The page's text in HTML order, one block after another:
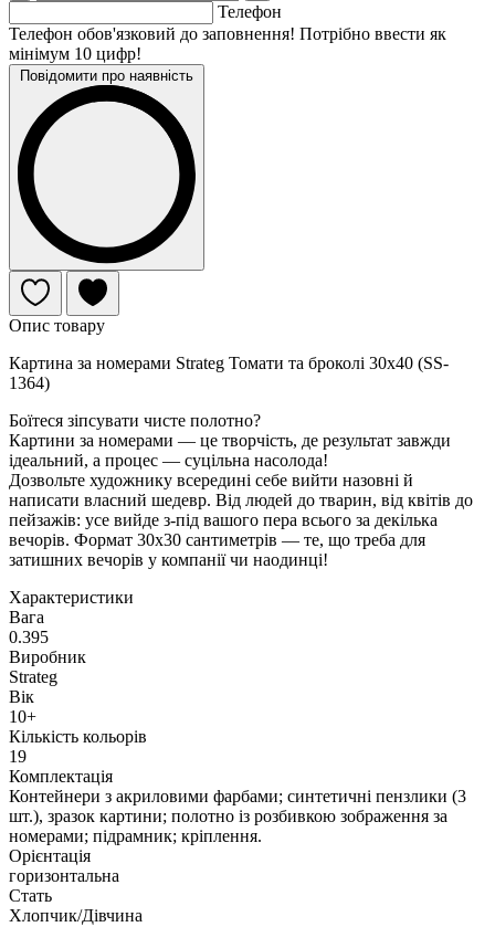
Телефон
Телефон обов'язковий до заповнення! Потрібно ввести як
мінімум 10 цифр!
Повідомити про наявність
Опис товару
Картина за номерами Strateg Томати та броколі 30х40 (SS-
1364)
Боїтеся зіпсувати чисте полотно?
Картини за номерами — це творчість, де результат завжди
ідеальний, а процес — суцільна насолода!
Дозвольте художнику всередині себе вийти назовні й
написати власний шедевр. Від людей до тварин, від квітів до
пейзажів: усе вийде з-під вашого пера всього за декілька
вечорів. Формат 30х30 сантиметрів — те, що треба для
затишних вечорів у компанії чи наодинці!
Характеристики
Вага
0.395
Виробник
Strateg
Вік
10+
Кількість кольорів
19
Комплектація
Контейнери з акриловими фарбами; синтетичні пензлики (3
шт.), зразок картини; полотно із розбивкою зображення за
номерами; підрамник; кріплення.
Орієнтація
горизонтальна
Стать
Хлопчик/Дiвчина